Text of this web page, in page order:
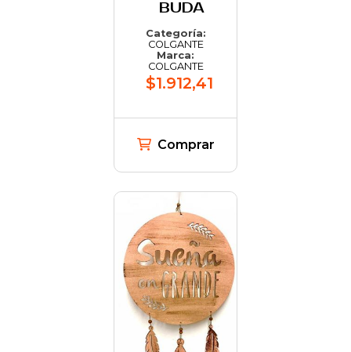
BUDA
Categoría:
COLGANTE
Marca:
COLGANTE
$1.912,41
Comprar